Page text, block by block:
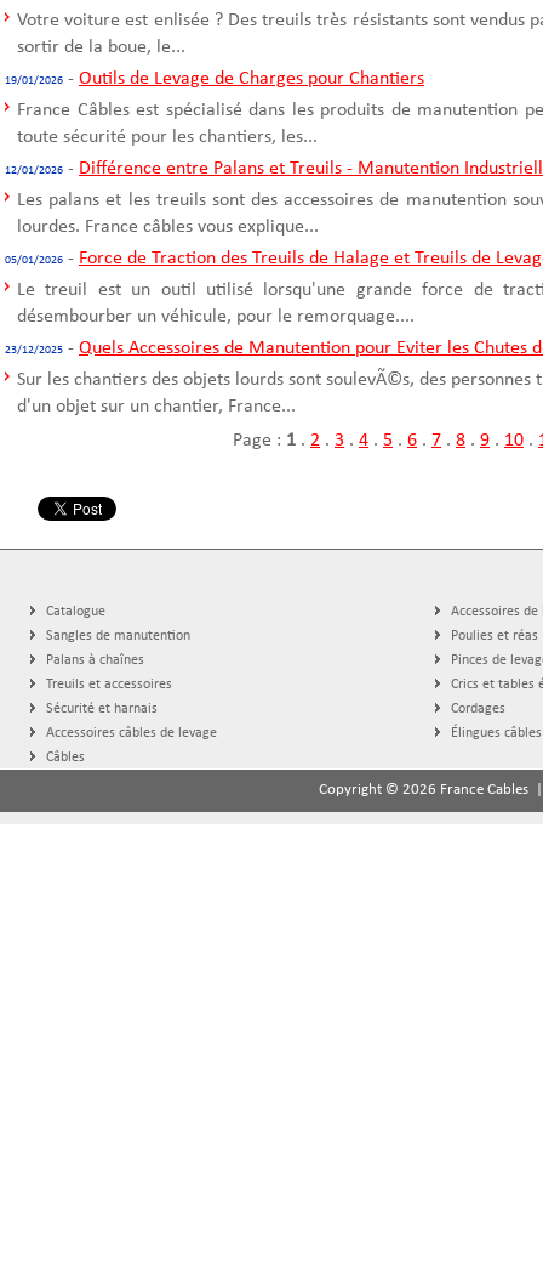
Votre voiture est enlisée ? Des treuils très résistants sont vendus
sortir de la boue, le...
19/01/2026 - Outils de Levage de Charges pour Chantiers
France Câbles est spécialisé dans les produits de manutention
toute sécurité pour les chantiers, les...
12/01/2026 - Différence entre Palans et Treuils - Manutention
Les palans et les treuils sont des accessoires de manutention
lourdes. France câbles vous explique...
05/01/2026 - Force de Traction des Treuils de Halage et Treuils de
Le treuil est un outil utilisé lorsqu'une grande force de
désembourber un véhicule, pour le remorquage....
23/12/2025 - Quels Accessoires de Manutention pour Eviter les Chutes
Sur les chantiers des objets lourds sont soulevÃ©s, des
d'un objet sur un chantier, France...
Page : 1 . 2 . 3 . 4 . 5 . 6 . 7 . 8 . 9 . 10 .
Catalogue
Sangles de manutention
Palans à chaînes
Treuils et accessoires
Sécurité et harnais
Accessoires câbles de levage
Câbles
Accessoires de
Poulies et réas
Pinces de
Crics et tables
Cordages
Élingues câbles
Copyright © 2026 France